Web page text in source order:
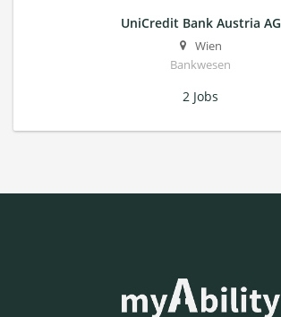
UniCredit Bank Austria AG
Wien
Bankwesen
2 Jobs